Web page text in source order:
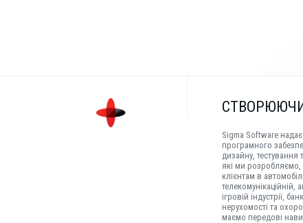
Sigma Software
програмного
дизайну, тестування
які ми
клієнтам в
телекомунікаційній,
ігровій індустрії,
нерухомості та
маємо передові